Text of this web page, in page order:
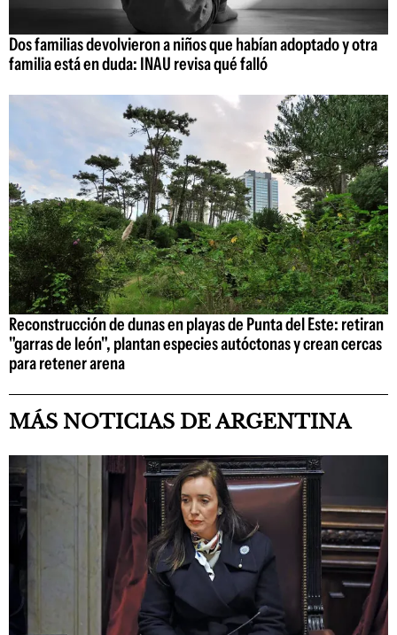
Dos familias devolvieron a niños que habían adoptado y otra
familia está en duda: INAU revisa qué falló
Reconstrucción de dunas en playas de Punta del Este: retiran
"garras de león", plantan especies autóctonas y crean cercas
para retener arena
MÁS NOTICIAS DE ARGENTINA